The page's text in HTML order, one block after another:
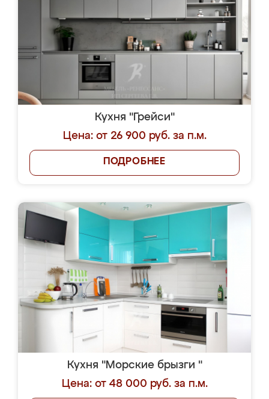
Кухня "Грейси"
Цена: от 26 900 руб. за п.м.
ПОДРОБНЕЕ
Кухня "Морские брызги "
Цена: от 48 000 руб. за п.м.